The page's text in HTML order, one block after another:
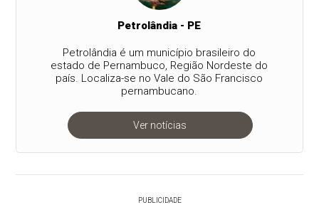
Petrolândia - PE
Petrolândia é um município brasileiro do
estado de Pernambuco, Região Nordeste do
país. Localiza-se no Vale do São Francisco
pernambucano.
Ver notícias
PUBLICIDADE